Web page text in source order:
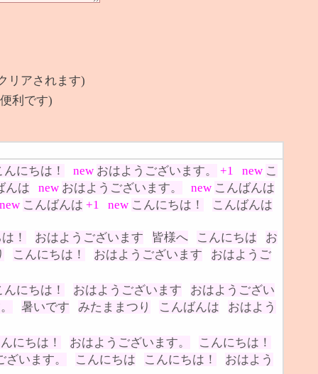
リアされます)
利です)
んにちは！ new おはようございます。 +1 new こ
んは new おはようございます。 new こんばんは
new こんばんは +1 new こんにちは！
こんばんは
！ おはようございます 皆様へ こんにちは
お
こんにちは！ おはようございます
おはようご
んにちは！ おはようございます
おはようござい
暑いです みたままつり こんばんは
おはよう
にちは！ おはようございます。
こんにちは！
います。 こんにちは こんにちは！
おはよう